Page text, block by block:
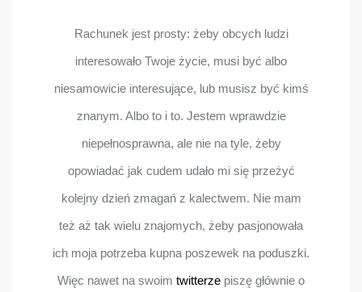
Rachunek jest prosty: żeby obcych ludzi
interesowało Twoje życie, musi być albo
niesamowicie interesujące, lub musisz być kimś
znanym. Albo to i to. Jestem wprawdzie
niepełnosprawna, ale nie na tyle, żeby
opowiadać jak cudem udało mi się przeżyć
kolejny dzień zmagań z kalectwem. Nie mam
też aż tak wielu znajomych, żeby pasjonowała
ich moja potrzeba kupna poszewek na poduszki.
Więc nawet na swoim twitterze piszę głównie o